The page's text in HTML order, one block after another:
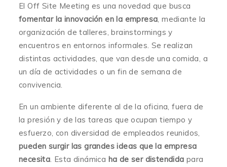
El Off Site Meeting es una novedad que busca
fomentar la innovación en la empresa, mediante la
organización de talleres, brainstormings y
encuentros en entornos informales. Se realizan
distintas actividades, que van desde una comida, a
un día de actividades o un fin de semana de
convivencia.
En un ambiente diferente al de la oficina, fuera de
la presión y de las tareas que ocupan tiempo y
esfuerzo, con diversidad de empleados reunidos,
pueden surgir las grandes ideas que la empresa
necesita. Esta dinámica ha de ser distendida para